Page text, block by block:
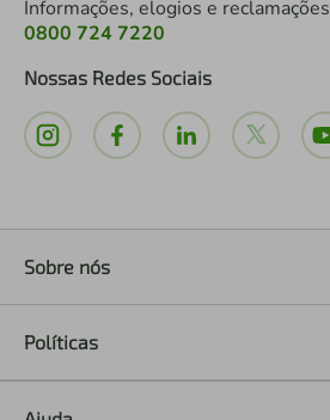
Informações, elogios e reclamações
0800 724 7220
Nossas Redes Sociais
Sobre nós
Políticas